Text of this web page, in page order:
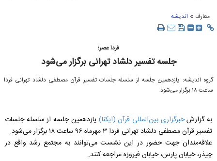
معارف » اندیشه
فردا عصر؛
جلسه تفسیر دلشاد تهرانی برگزار می‌شود
گروه اندیشه: یازدهمین جلسه از سلسله جلسات تفسیر قرآن مصطفی دلشاد تهرانی فردا
ساعت ۱۸ برگزار می‌شود.
به گزارشخبرگزاری بین‌المللی قرآن (ایکنا) یازدهمین جلسه از سلسله جلسات
تفسیر قرآن مصطفی دلشاد تهرانی فردا ۳ مهرماه ۹۶ ساعت ۱۸ برگزار می‌شود.
علاقه‌مندان جهت حضور در این نشست می‌توانند به مجتمع رشد واقع در
چیذر، خیابان پارس، خیابان فیروزه مراجعه کنند.